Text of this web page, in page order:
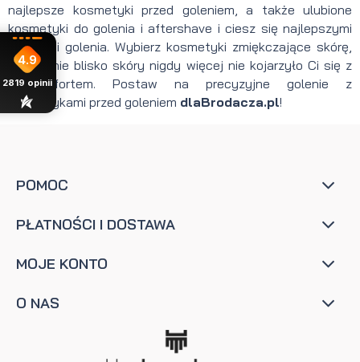
najlepsze kosmetyki przed goleniem, a także ulubione
kosmetyki do golenia i aftershave i ciesz się najlepszymi
efektami golenia. Wybierz kosmetyki zmiękczające skórę,
by golenie blisko skóry nigdy więcej nie kojarzyło Ci się z
dyskomfortem. Postaw na precyzyjne golenie z
kosmetykami przed goleniem dlaBrodacza.pl!
POMOC
PŁATNOŚCI I DOSTAWA
MOJE KONTO
O NAS
4.9
2819 opinii